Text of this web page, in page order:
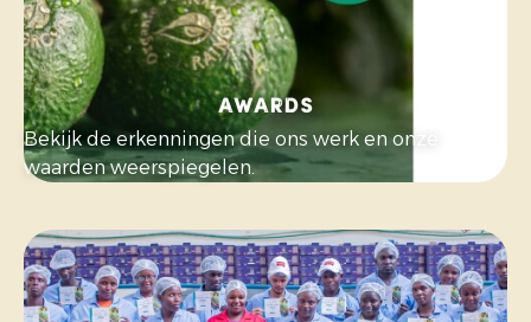
awards
Bekijk de erkenningen die ons werk en onze
waarden weerspiegelen.